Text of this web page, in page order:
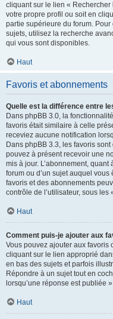
cliquant sur le lien « Rechercher
votre propre profil ou soit en
partie supérieure du forum.
sujets, utilisez la recherche
qui vous sont disponibles.
Haut
Favoris et abonnements
Quelle est la différence entre
Dans phpBB 3.0, la
favoris était similaire à celle
receviez aucune notification
Dans phpBB 3.3, les favoris
pouvez à présent recevoir une
mis à jour. L’abonnement,
forum ou d’un sujet auquel
favoris et des abonnements
contrôle de l’utilisateur, sous les
Haut
Comment puis-je ajouter aux
Vous pouvez ajouter aux favoris
cliquant sur le lien approprié
en bas des sujets et parfois
Répondre à un sujet tout en
lorsqu’une réponse est publiée
Haut